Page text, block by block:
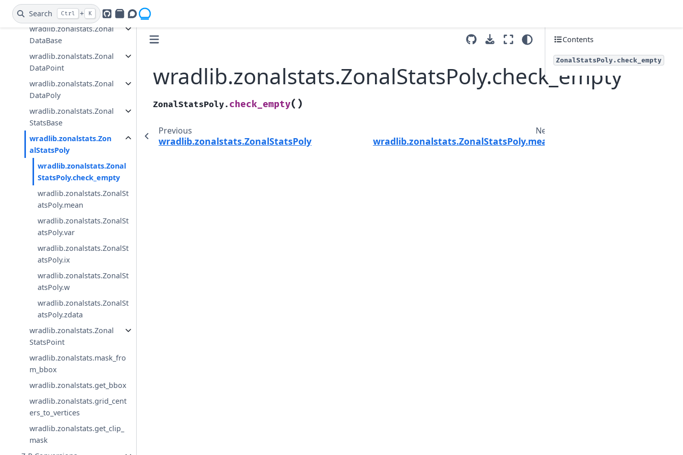
Search Ctrl + K
GitHub
PyPIOpenradar Discourse
Zonal Statistics
wradlib.zonalstats.Zonal
DataBase
wradlib.zonalstats.Zonal
DataPoint
wradlib.zonalstats.Zonal
DataPoly
wradlib.zonalstats.Zonal
StatsBase
wradlib.zonalstats.Zon
alStatsPoly
wradlib.zonalstats.Zonal
StatsPoly.check_empty
wradlib.zonalstats.ZonalSt
atsPoly.mean
wradlib.zonalstats.ZonalSt
atsPoly.var
wradlib.zonalstats.ZonalSt
atsPoly.ix
wradlib.zonalstats.ZonalSt
atsPoly.w
wradlib.zonalstats.ZonalSt
atsPoly.zdata
wradlib.zonalstats.Zonal
StatsPoint
wradlib.zonalstats.mask_fro
m_bbox
wradlib.zonalstats.get_bbox
wradlib.zonalstats.grid_cent
ers_to_vertices
wradlib.zonalstats.get_clip_
mask
wradlib.zonalstats.ZonalStatsPoly.check_empty
ZonalStatsPoly. check_empty( )
Previous
wradlib.zonalstats.ZonalStatsPoly
Next
wradlib.zonalstats.ZonalStatsPoly.mean
Contents
ZonalStatsPoly.check_empty